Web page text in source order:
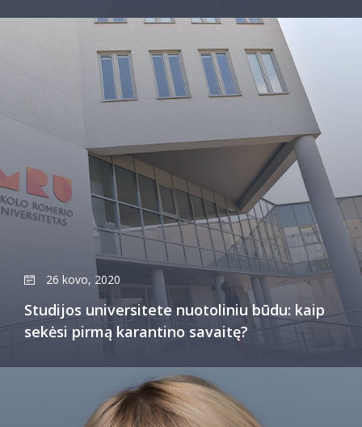
26 kovo, 2020
Studijos universitete nuotoliniu būdu: kaip
sekėsi pirmą karantino savaitę?